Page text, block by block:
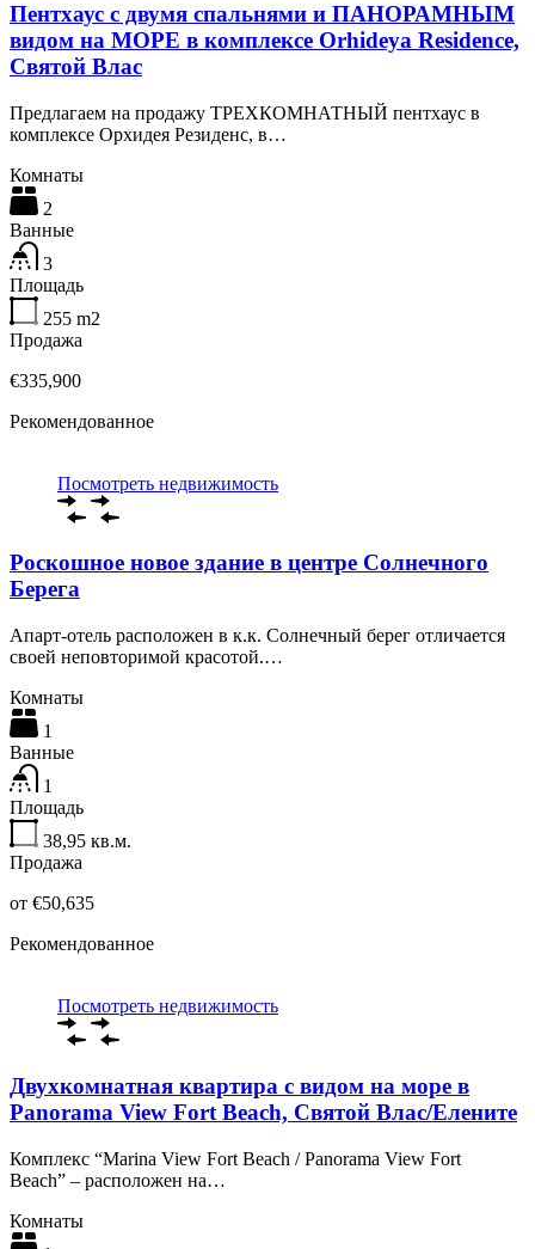
Пентхаус с двумя спальнями и ПАНОРАМНЫМ
видом на МОРЕ в комплексе Orhideya Residence,
Святой Влас
Предлагаем на продажу ТРЕХКОМНАТНЫЙ пентхаус в
комплексе Орхидея Резиденс, в…
Комнаты
2
Ванные
3
Площадь
255 m2
Продажа
€335,900
Рекомендованное
Посмотреть недвижимость
Роскошное новое здание в центре Солнечного
Берега
Апарт-отель расположен в к.к. Солнечный берег отличается
своей неповторимой красотой.…
Комнаты
1
Ванные
1
Площадь
38,95 кв.м.
Продажа
от €50,635
Рекомендованное
Посмотреть недвижимость
Двухкомнатная квартира с видом на море в
Panorama View Fort Beach, Святой Влас/Елените
Комплекс “Marina View Fort Beach / Panorama View Fort
Beach” – расположен на…
Комнаты